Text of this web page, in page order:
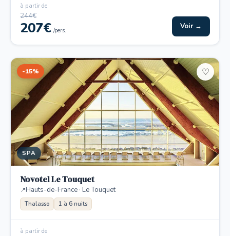
à partir de
244€
207€ /pers. Voir →
-15%
SPA
♡
Novotel Le Touquet
Hauts-de-France · Le Touquet
Thalasso 1 à 6 nuits
à partir de